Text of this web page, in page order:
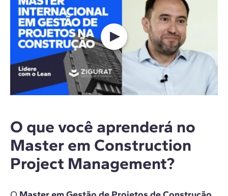
O que você aprenderá no
Master em Construction
Project Management?